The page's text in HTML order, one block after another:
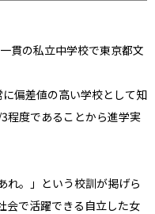
貫の私立中学校で東京都文
偏差値の高い学校として知
程度であることから進学実
れ。」という校訓が掲げら
会で活躍できる自立した女